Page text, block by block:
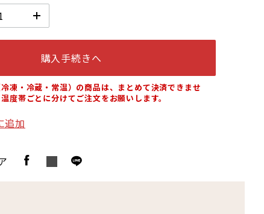
購入手続きへ
凍・冷蔵・常温）の商品は、まとめて決済できませ
度帯ごとに分けてご注文をお願いします。
追加